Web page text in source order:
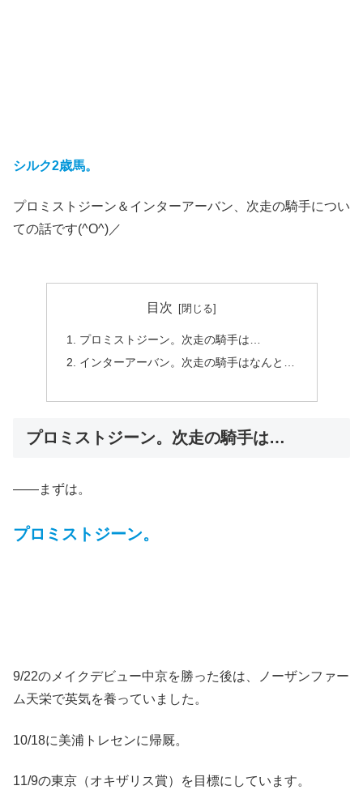
シルク2歳馬。
プロミストジーン＆インターアーバン、次走の騎手につい
ての話です(^O^)／
目次
プロミストジーン。次走の騎手は…
インターアーバン。次走の騎手はなんと…
プロミストジーン。次走の騎手は…
――まずは。
プロミストジーン。
9/22のメイクデビュー中京を勝った後は、ノーザンファー
ム天栄で英気を養っていました。
10/18に美浦トレセンに帰厩。
11/9の東京（オキザリス賞）を目標にしています。